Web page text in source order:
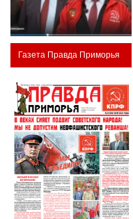
Газета Правда Приморья